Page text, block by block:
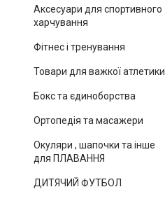
Аксесуари для спортивного
харчування
Фітнес і тренування
Товари для важкої атлетики
Бокс та єдиноборства
Ортопедія та масажери
Окуляри , шапочки та інше
для ПЛАВАННЯ
ДИТЯЧИЙ ФУТБОЛ